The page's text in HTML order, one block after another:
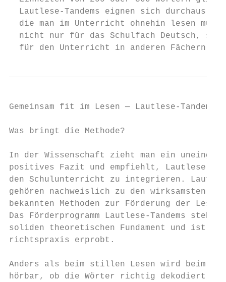
Lautlese-Tandems eignen sich durchaus
die man im Unterricht ohnehin lesen
nicht nur für das Schulfach Deutsch,
für den Unterricht in anderen Fächern.
Gemeinsam fit im Lesen — Lautlese-
Was bringt die Methode?
In der Wissenschaft zieht man ein
positives Fazit und empfiehlt, Lautlese-
den Schulunterricht zu integrieren.
gehören nachweislich zu den
bekannten Methoden zur Förderung der
Das Förderprogramm Lautlese-Tandems
soliden theoretischen Fundament und ist
richtspraxis erprobt.
Anders als beim stillen Lesen wird beim
hörbar, ob die Wörter richtig dekodiert